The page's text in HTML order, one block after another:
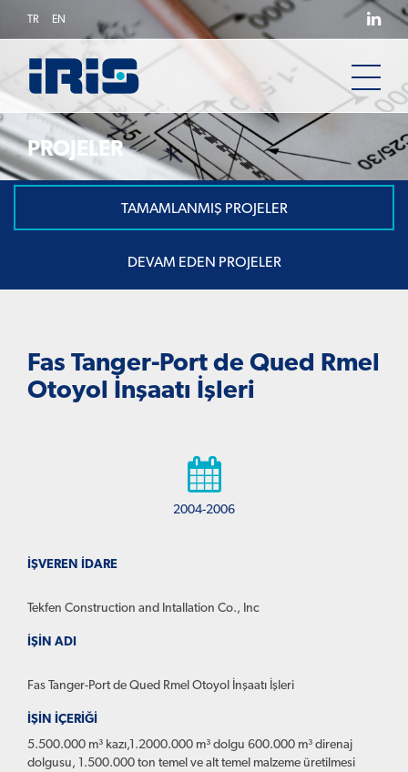
TR EN
PROJELER
TAMAMLANMIŞ PROJELER
DEVAM EDEN PROJELER
Fas Tanger-Port de Qued Rmel
Otoyol İnşaatı İşleri
2004-2006
İŞVEREN İDARE
Tekfen Construction and Intallation Co., Inc
İŞİN ADI
Fas Tanger-Port de Qued Rmel Otoyol İnşaatı İşleri
İŞİN İÇERİĞİ
5.500.000 m³ kazı,1.2000.000 m³ dolgu 600.000 m³ direnaj
dolgusu, 1.500.000 ton temel ve alt temel malzeme üretilmesi